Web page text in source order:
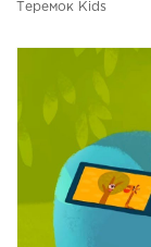
Теремок Kids